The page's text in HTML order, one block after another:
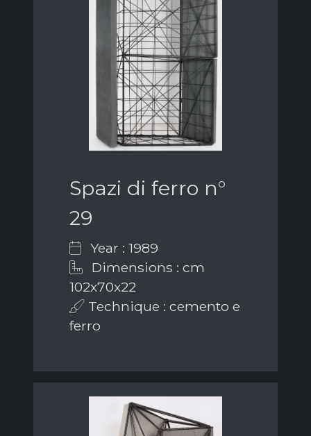
Spazi di ferro n°
29
Year : 1989
Dimensions : cm
102x70x22
Technique : cemento e
ferro